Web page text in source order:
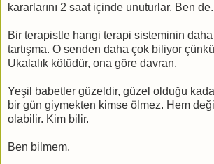
kararlarını 2 saat içinde unuturlar. Ben de.
Bir terapistle hangi terapi sisteminin
tartışma. O senden daha çok biliyor
Ukalalık kötüdür, ona göre davran.
Yeşil babetler güzeldir, güzel olduğu
bir gün giymekten kimse ölmez. Hem
olabilir. Kim bilir.
Ben bilmem.